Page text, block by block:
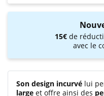
15€de
avec le
Son design incurvé lui
large et offre ainsi des